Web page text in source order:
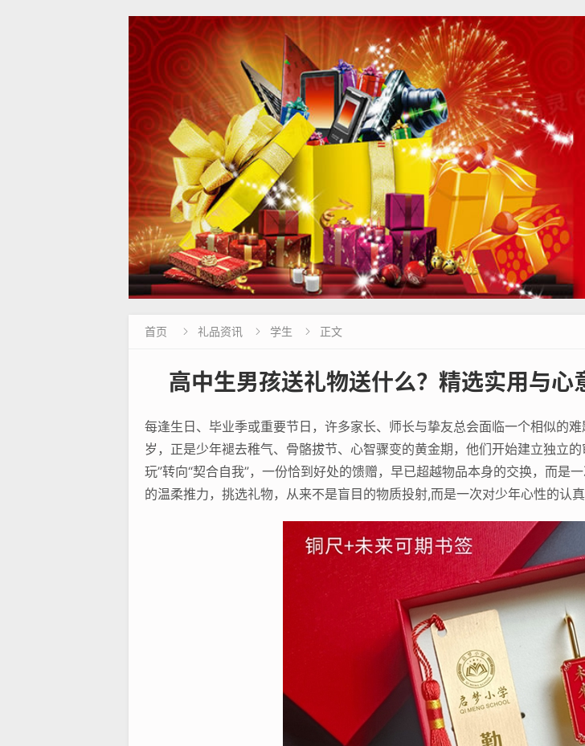
首页  礼品资讯  学生  正文
高中生男孩送礼物送什么？精选实用与
每逢生日、毕业季或重要节日，许多家长、师长与挚友总会面临一个相似的
岁，正是少年褪去稚气、骨骼拔节、心智骤变的黄金期，他们开始建立独立
玩”转向“契合自我”，一份恰到好处的馈赠，早已超越物品本身的交换，而
的温柔推力，挑选礼物，从来不是盲目的物质投射,而是一次对少年心性的认真